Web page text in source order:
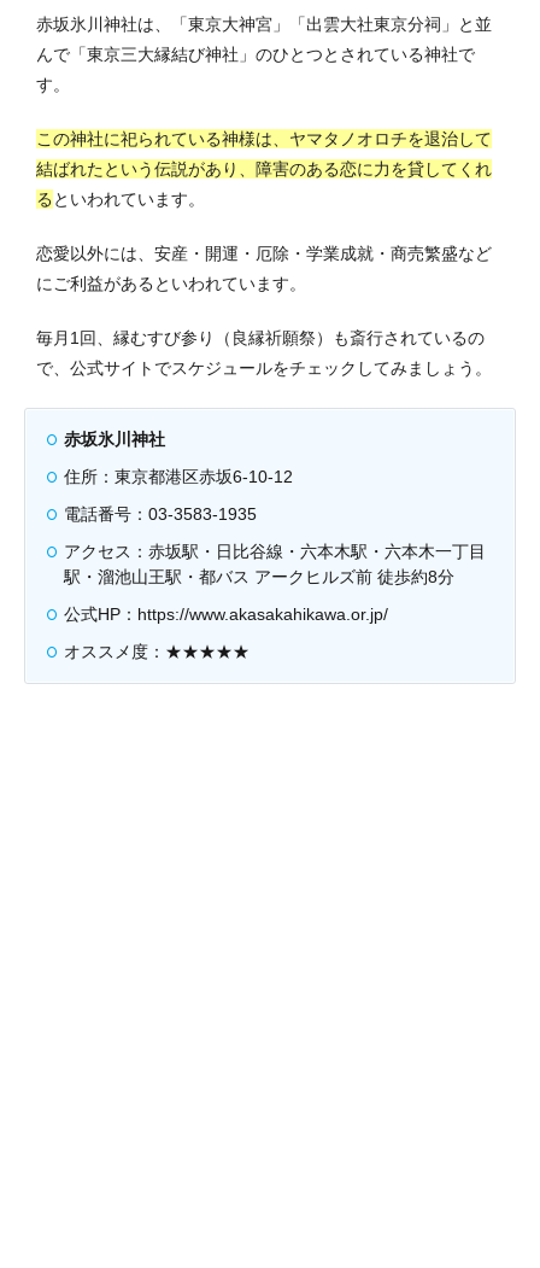
赤坂氷川神社は、「東京大神宮」「出雲大社東京分祠」と並
んで「東京三大縁結び神社」のひとつとされている神社で
す。
この神社に祀られている神様は、ヤマタノオロチを退治して
結ばれたという伝説があり、障害のある恋に力を貸してくれ
る といわれています。
恋愛以外には、安産・開運・厄除・学業成就・商売繁盛など
にご利益があるといわれています。
毎月1回、縁むすび参り（良縁祈願祭）も斎行されているの
で、公式サイトでスケジュールをチェックしてみましょう。
赤坂氷川神社
住所：東京都港区赤坂6-10-12
電話番号：03-3583-1935
アクセス：赤坂駅・日比谷線・六本木駅・六本木一丁目
駅・溜池山王駅・都バス アークヒルズ前 徒歩約8分
公式HP：https://www.akasakahikawa.or.jp/
オススメ度：★★★★★